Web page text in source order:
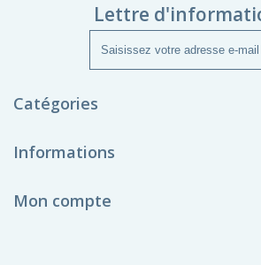
Lettre
Catégories
Informations
Mon compte